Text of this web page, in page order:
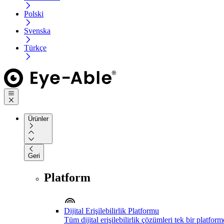
Polski
Svenska
Türkçe
Ürünler
Geri
Platform
Dijital Erişilebilirlik Platformu
Tüm dijital erişilebilirlik çözümleri tek bir